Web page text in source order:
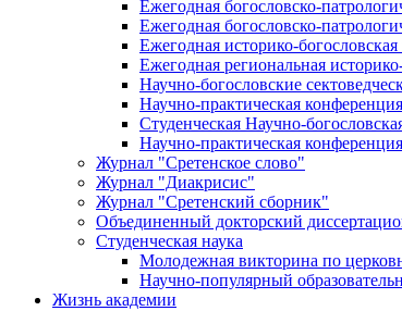
Ежегодная богословско-
Ежегодная богословско-
Ежегодная историко-
Ежегодная региональная
Научно-богословские
Научно-практическая
Студенческая Научно-
Научно-практическая
Журнал "Сретенское слово"
Журнал "Диакрисис"
Журнал "Сретенский сборник"
Объединенный докторский
Студенческая наука
Молодежная викторина по
Научно-популярный
Жизнь академии